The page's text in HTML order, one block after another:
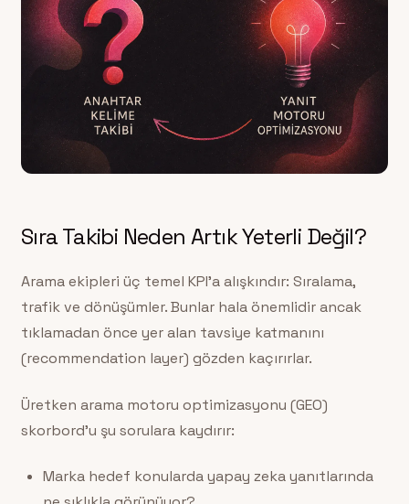
Sıra Takibi Neden Artık Yeterli Değil?
Arama ekipleri üç temel KPI’a alışkındır: Sıralama,
trafik ve dönüşümler. Bunlar hala önemlidir ancak
tıklamadan önce yer alan tavsiye katmanını
(recommendation layer) gözden kaçırırlar.
Üretken arama motoru optimizasyonu (GEO)
skorbord’u şu sorulara kaydırır:
Marka hedef konularda yapay zeka yanıtlarında